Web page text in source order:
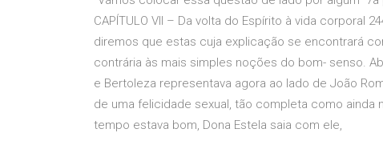
CAPÍTULO VII – Da volta do Espírito à vida corporal
diremos que estas cuja explicação se encontrará
contrária às mais simples noções do bom- senso.
e Bertoleza representava agora ao lado de João
de uma felicidade sexual, tão completa como ainda
tempo estava bom, Dona Estela saia com ele,